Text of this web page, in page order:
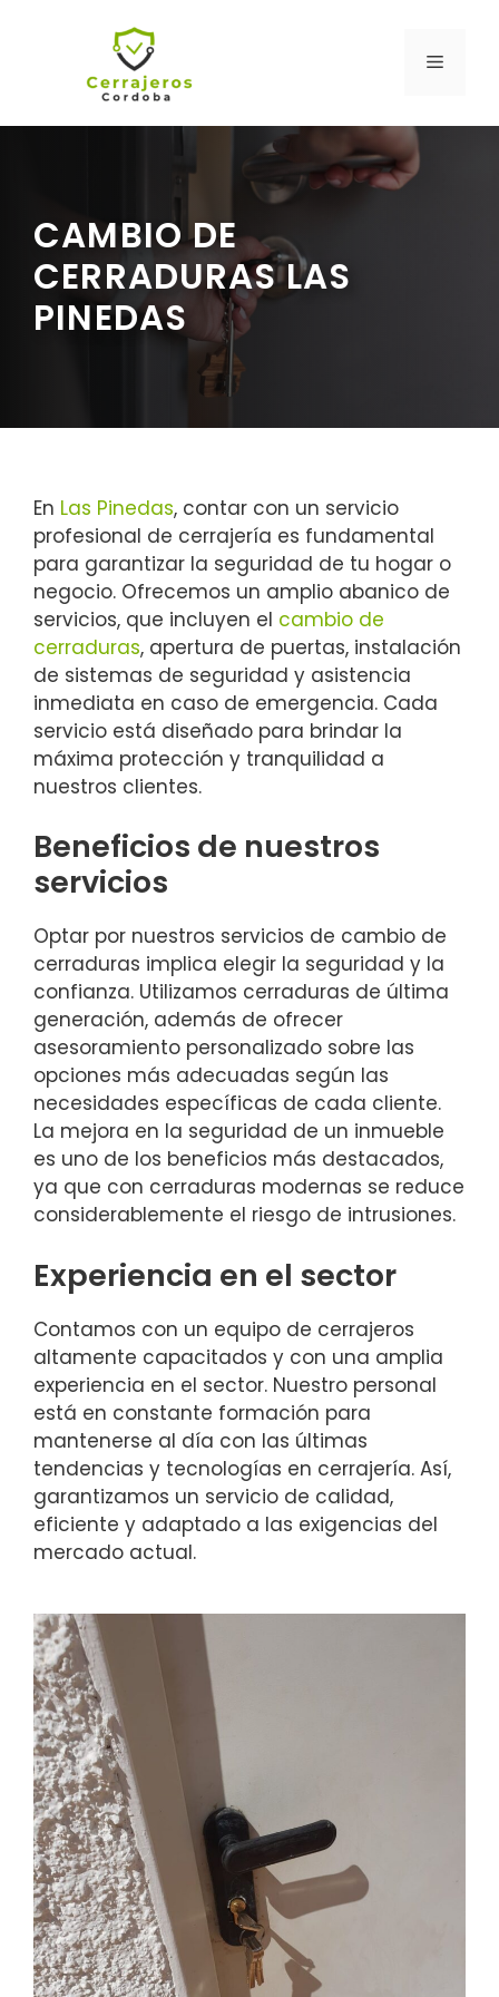
MENÚ
CAMBIO DE
CERRADURAS LAS
PINEDAS
En Las Pinedas, contar con un servicio
profesional de cerrajería es fundamental
para garantizar la seguridad de tu hogar o
negocio. Ofrecemos un amplio abanico de
servicios, que incluyen el cambio de
cerraduras, apertura de puertas, instalación
de sistemas de seguridad y asistencia
inmediata en caso de emergencia. Cada
servicio está diseñado para brindar la
máxima protección y tranquilidad a
nuestros clientes.
Beneficios de nuestros
servicios
Optar por nuestros servicios de cambio de
cerraduras implica elegir la seguridad y la
confianza. Utilizamos cerraduras de última
generación, además de ofrecer
asesoramiento personalizado sobre las
opciones más adecuadas según las
necesidades específicas de cada cliente.
La mejora en la seguridad de un inmueble
es uno de los beneficios más destacados,
ya que con cerraduras modernas se reduce
considerablemente el riesgo de intrusiones.
Experiencia en el sector
Contamos con un equipo de cerrajeros
altamente capacitados y con una amplia
experiencia en el sector. Nuestro personal
está en constante formación para
mantenerse al día con las últimas
tendencias y tecnologías en cerrajería. Así,
garantizamos un servicio de calidad,
eficiente y adaptado a las exigencias del
mercado actual.